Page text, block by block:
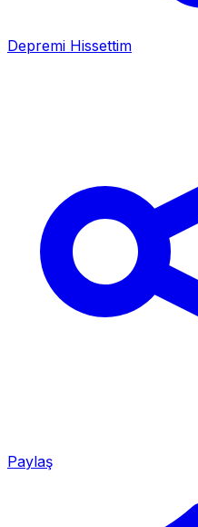
Depremi Hissettim
Paylaş